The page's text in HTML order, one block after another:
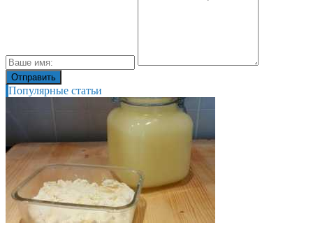
Популярные статьи